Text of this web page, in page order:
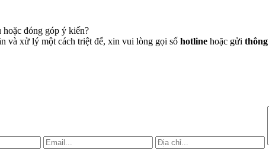
đóng góp ý kiến?
và xử lý một cách triệt để, xin vui lòng gọi số hotline hoặc gửi